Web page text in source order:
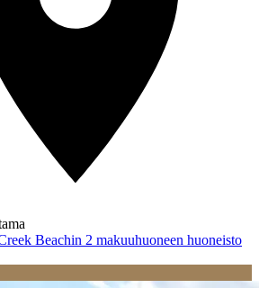
Beachin 2 makuuhuoneen huoneisto